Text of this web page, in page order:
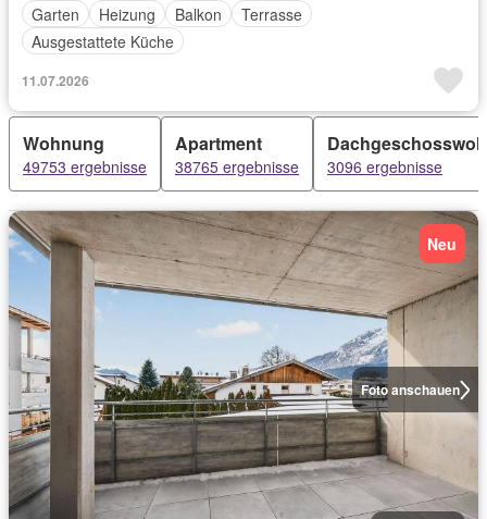
Garten
Heizung Balkon
Terrasse
Ausgestattete Küche
11.07.2026
Wohnung
49753 ergebnisse
Apartment
38765 ergebnisse 3096 ergebnisse
Foto anschauen
Neu